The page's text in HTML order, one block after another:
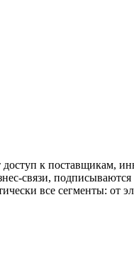
доступ к поставщикам,
связи,
все сегменты: от